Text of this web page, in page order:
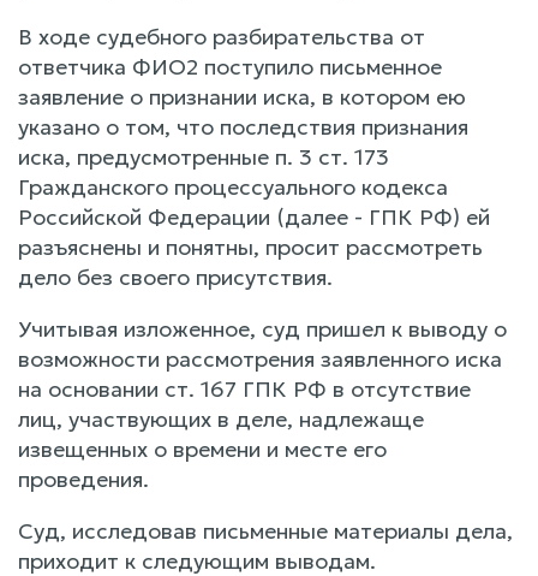
В ходе судебного разбирательства от
ответчика ФИО2 поступило письменное
заявление о признании иска, в котором ею
указано о том, что последствия признания
иска, предусмотренные п. 3 ст. 173
Гражданского процессуального кодекса
Российской Федерации (далее - ГПК РФ) ей
разъяснены и понятны, просит рассмотреть
дело без своего присутствия.
Учитывая изложенное, суд пришел к выводу о
возможности рассмотрения заявленного иска
на основании ст. 167 ГПК РФ в отсутствие
лиц, участвующих в деле, надлежаще
извещенных о времени и месте его
проведения.
Суд, исследовав письменные материалы дела,
приходит к следующим выводам.